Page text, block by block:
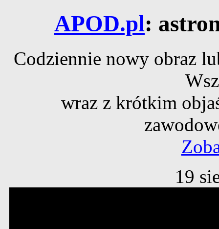
APOD.pl:
Codziennie nowy obraz
wraz z krótkim
19